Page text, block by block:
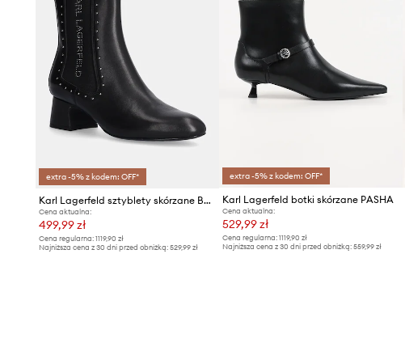
extra -5% z kodem: OFF*
Karl Lagerfeld sztyblety skórzane BONNIE
Cena aktualna:
499,99 zł
Cena regularna: 1119,90 zł
Najniższa cena z 30 dni przed obniżką: 529,99 zł
extra -5% z kodem: OFF*
Karl Lagerfeld botki skórzane PASHA
Cena aktualna:
529,99 zł
Cena regularna:1119,90 zł
Najniższa cena z 30 dni przed obniżką:559,99 zł